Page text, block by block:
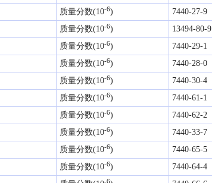
质量分数(10-6)
7440-27-9
质量分数(10-6)
13494-80-9
质量分数(10-6)
7440-29-1
质量分数(10-6)
7440-28-0
质量分数(10-6)
7440-30-4
质量分数(10-6)
7440-61-1
质量分数(10-6)
7440-62-2
质量分数(10-6)
7440-33-7
质量分数(10-6)
7440-65-5
质量分数(10-6)
7440-64-4
-6